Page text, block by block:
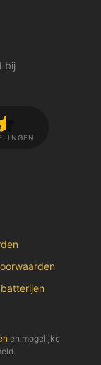
bij
en mogelijke